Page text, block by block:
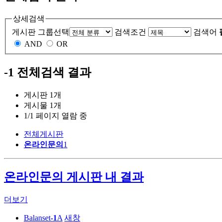
상세검색
게시판 그룹선택
검색조건 검색어
AND OR
-1 전체검색 결과
게시판 1개
게시물 1개
1/1 페이지 열람 중
전체게시판
온라인문의 1
온라인문의 게시판 내 결과
더보기
Balanset-1A 새창